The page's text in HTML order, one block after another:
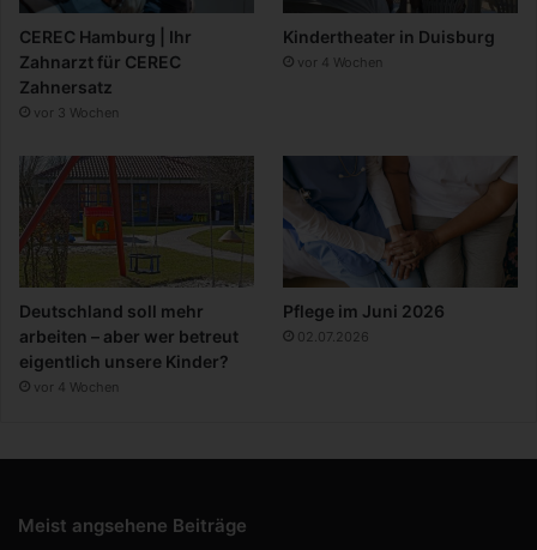
CEREC Hamburg | Ihr
Zahnarzt für CEREC
Zahnersatz
vor 3 Wochen
Kindertheater in Duisburg
vor 4 Wochen
Deutschland soll mehr
arbeiten – aber wer betreut
eigentlich unsere Kinder?
vor 4 Wochen
Pflege im Juni 2026
02.07.2026
Meist angsehene Beiträge